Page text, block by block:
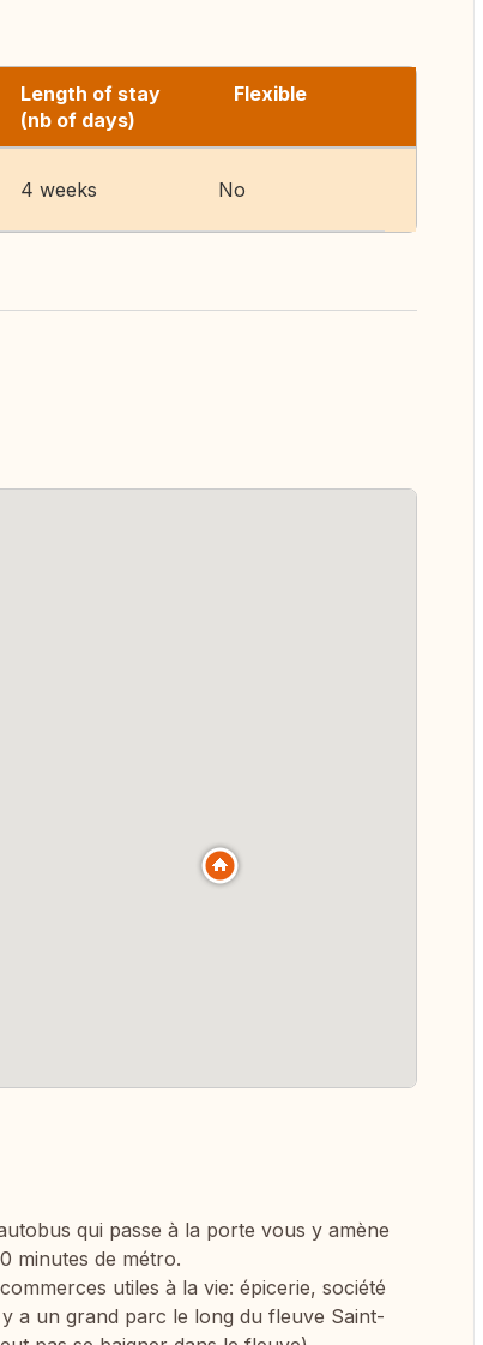
Length of stay
(nb of days)
Flexible
4 weeks No
qui passe à la porte vous y amène
minutes de métro.
utiles à la vie: épicerie, société
a un grand parc le long du fleuve Saint-